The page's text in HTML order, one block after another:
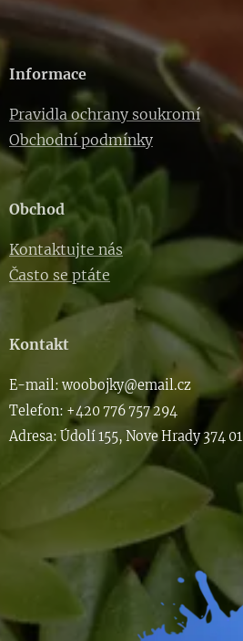
Informace
Pravidla ochrany soukromí
Obchodní podmínky
Obchod
Kontaktujte nás
Často se ptáte
Kontakt
E-mail: woobojky@email.cz
Telefon: +420 776 757 294
Adresa: Údolí 155, Nove Hrady 374 01